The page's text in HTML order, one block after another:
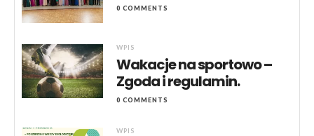
0 COMMENTS
WPIS
Wakacje na sportowo –
Zgoda i regulamin.
0 COMMENTS
WPIS